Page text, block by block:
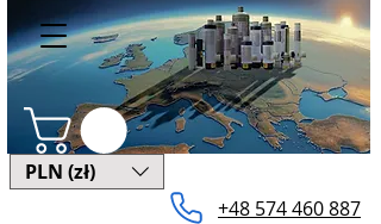
+48 574 ​460 887
PLN (zł)